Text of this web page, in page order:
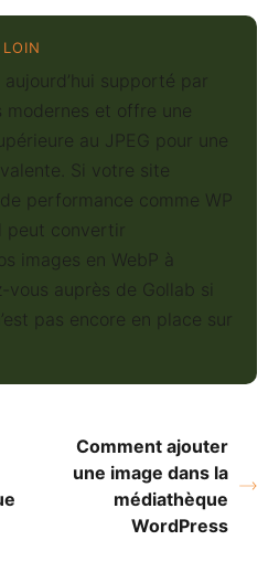
aujourd’hui supporté par
modernes et offre une
au JPEG pour une
Si votre site
performance comme WP
peut convertir
images en WebP à
vous auprès de Gollab si
pas encore en place sur
Comment ajouter
une image dans la
médiathèque
WordPress